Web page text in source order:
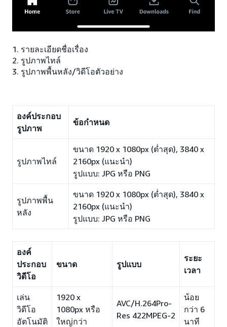
1. รายละเอียดชื่อเรื่อง
2. รูปภาพไทล์
3. รูปภาพพื้นหลัง/วิดีโอตัวอย่าง
องค์ประกอบ
รูปภาพ
ข้อกำหนด
รูปภาพไทล์
ขนาด 1920 x 1080px (ต่ำสุด), 3840 x
2160px (แนะนำ)
รูปแบบ: JPG หรือ PNG
รูปภาพพื้น
หลัง
ขนาด 1920 x 1080px (ต่ำสุด), 3840 x
2160px (แนะนำ)
รูปแบบ: JPG หรือ PNG
องค์
ประกอบ
วิดีโอ
ขนาด รูปแบบ
ระยะ
เวลา
เล่น
วิดีโอ
อัตโนมัติ
1920 x
1080px หรือ
ใหญ่กว่า
AVC/H.264Pro-
Res 422MPEG-2
น้อย
กว่า 6
นาที